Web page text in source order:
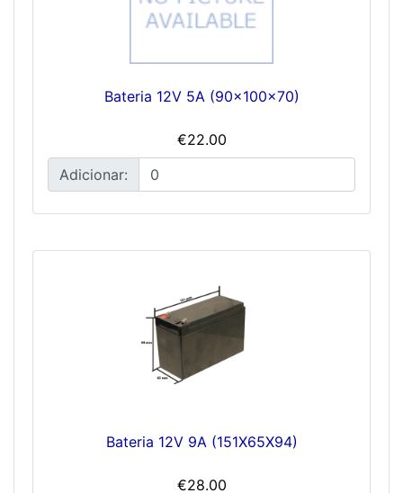
Bateria 12V 5A (90x100x70)
€22.00
Adicionar:
Bateria 12V 9A (151X65X94)
€28.00